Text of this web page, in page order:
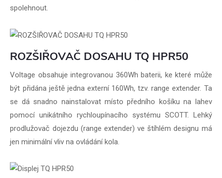
spolehnout.
ROZŠIŘOVAČ DOSAHU TQ HPR50
Voltage obsahuje integrovanou 360Wh baterii, ke které může
být přidána ještě jedna externí 160Wh, tzv. range extender. Ta
se dá snadno nainstalovat místo předního košíku na lahev
pomocí unikátního rychloupínacího systému SCOTT. Lehký
prodlužovač dojezdu (range extender) ve štíhlém designu má
jen minimální vliv na ovládání kola.